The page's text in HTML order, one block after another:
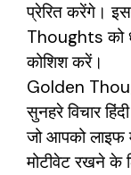
प्रेरित करेंगे।
Thoughts को
कोशिश करें।
Golden
सुनहरे विचार
जो आपको
मोटीवेट रखने